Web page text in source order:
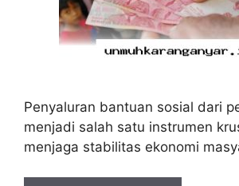
Penyaluran bantuan sosial dari
menjadi salah satu instrumen
menjaga stabilitas ekonomi